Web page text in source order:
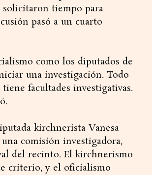
solicitaron tiempo para
pasó a un cuarto
como los diputados de
una investigación. Todo
facultades investigativas.
kirchnerista Vanesa
comisión investigadora,
del recinto. El kirchnerismo
criterio, y el oficialismo